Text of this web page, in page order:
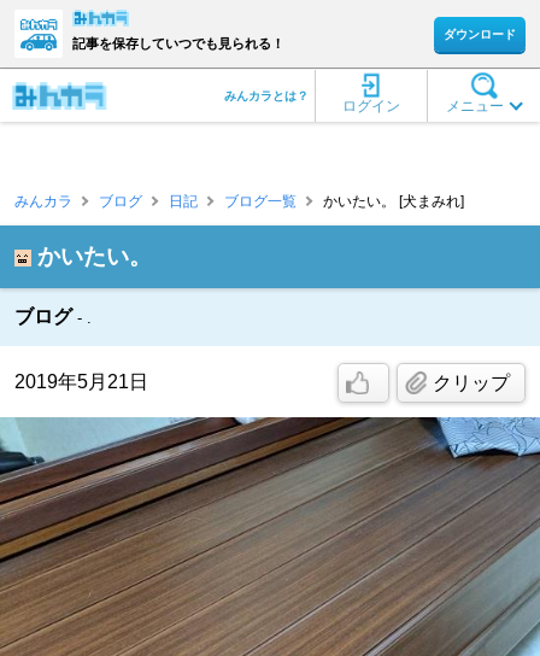
記事を保存していつでも見られる！
ダウンロード
メニュー
ログイン
みんカラとは？
みんカラ ブログ 日記 ブログ一覧 かいたい。 [犬まみれ]
かいたい。
ブログ .
2019年5月21日 クリップ